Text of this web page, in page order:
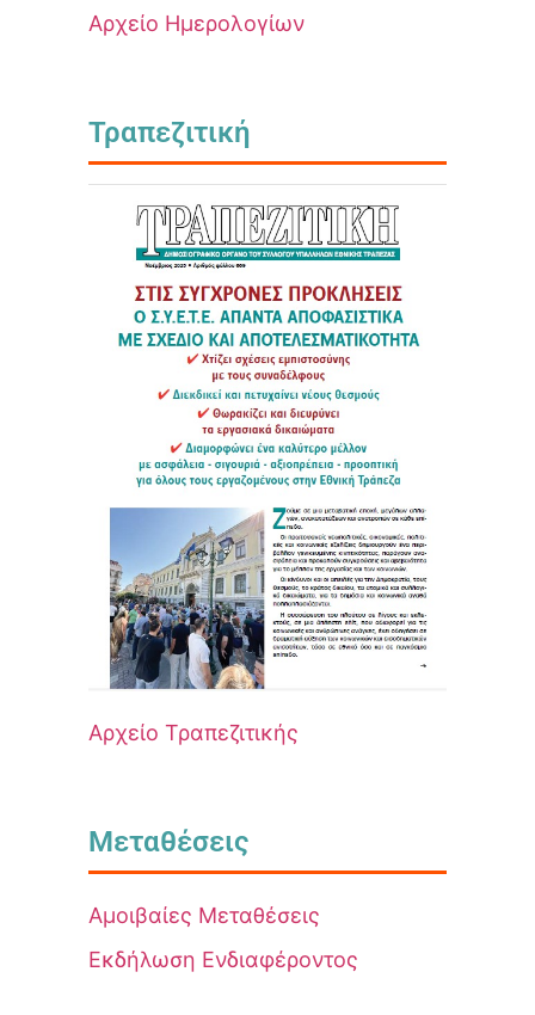
Αρχείο Ημερολογίων
Τραπεζιτική
Αρχείο Τραπεζιτικής
Μεταθέσεις
Αμοιβαίες Μεταθέσεις
Εκδήλωση Ενδιαφέροντος